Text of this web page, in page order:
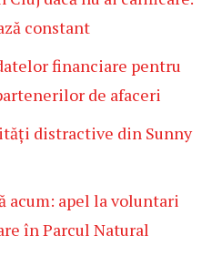
constant
financiare pentru
de afaceri
distractive din Sunny
acum: apel la voluntari
în Parcul Natural